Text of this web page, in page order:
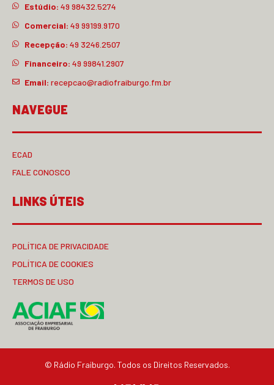
Estúdio: 49 98432.5274
Comercial: 49 99199.9170
Recepção: 49 3246.2507
Financeiro: 49 99841.2907
Email: recepcao@radiofraiburgo.fm.br
NAVEGUE
ECAD
FALE CONOSCO
LINKS ÚTEIS
POLÍTICA DE PRIVACIDADE
POLÍTICA DE COOKIES
TERMOS DE USO
© Rádio Fraiburgo. Todos os Direitos Reservados.